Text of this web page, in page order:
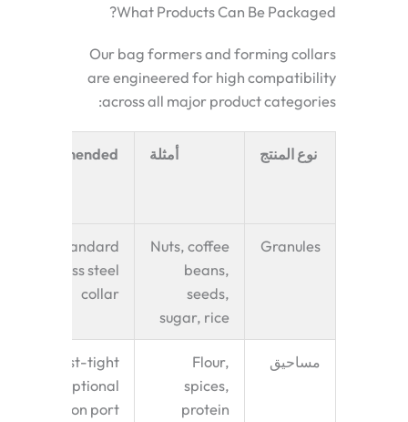
What Products Can Be Packaged?
Our bag formers and forming collars
are engineered for high compatibility
across all major product categories:
نوع المنتج أمثلة
Recommended
Granules
Nuts, coffee
beans,
seeds,
sugar, rice
Standard
stainless steel
collar
مساحيق
Flour,
spices,
protein
Dust-tight
seal, optional
suction port